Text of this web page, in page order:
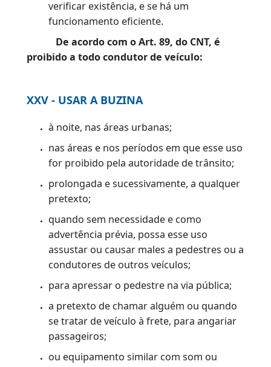
Sistema de alimentação de combustível
estado geral dos componentes.
809/95) - Deve-se verificar se há fixação
e/ou conservação deficiente. O para-sol
equipamento obrigatório, servindo para
impedir que os raios de sol frontais
ofusquem a visão do motorista, causando
cegueira momentânea, podendo provocar
acidentes.
Velocímetro(Art. 92 e Res. 809/95) - Deve-
se verificar existência, e se há uma
conservação eficiente.
Buzina(Art. 92 e Res. 809/95) - Deve-se
verificar existência, e se há um
funcionamento eficiente.
De acordo com o Art. 89, do CNT, é